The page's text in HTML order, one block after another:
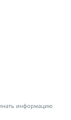
информацию